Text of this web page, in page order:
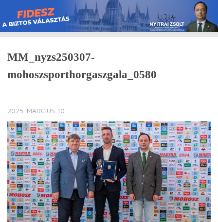
Skip
to
content
MM_nyzs250307-
mohoszsporthorgaszgala_0580
2025. MÁRCIUS 10.